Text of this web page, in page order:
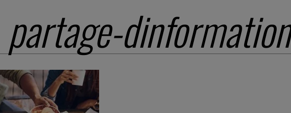
partage-dinformation